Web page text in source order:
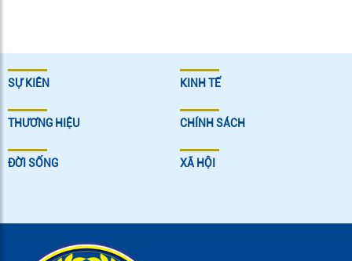
SỰ KIÊN KINH TẾ
THƯƠNG HIỆU CHÍNH SÁCH
ĐỜI SỐNG XÃ HỘI